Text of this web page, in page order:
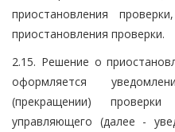
приостановления
приостановления проверки.
2.15. Решение о
оформляется
(прекращении) проверки
управляющего (далее -